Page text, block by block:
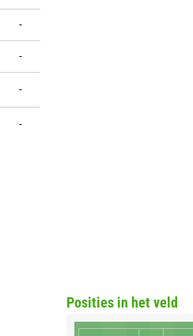
-
-
-
-
Posities in het veld